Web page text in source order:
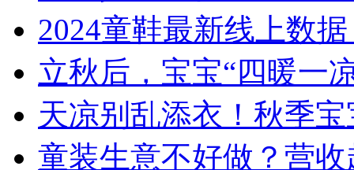
​2024童鞋最新线上数
立秋后，宝宝“四暖一
天凉别乱添衣！秋季
童装生意不好做？营